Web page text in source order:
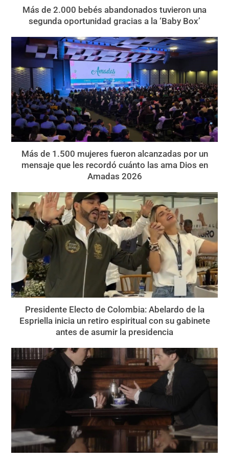
Más de 2.000 bebés abandonados tuvieron una
segunda oportunidad gracias a la ‘Baby Box’
Más de 1.500 mujeres fueron alcanzadas por un
mensaje que les recordó cuánto las ama Dios en
Amadas 2026
Presidente Electo de Colombia: Abelardo de la
Espriella inicia un retiro espiritual con su gabinete
antes de asumir la presidencia